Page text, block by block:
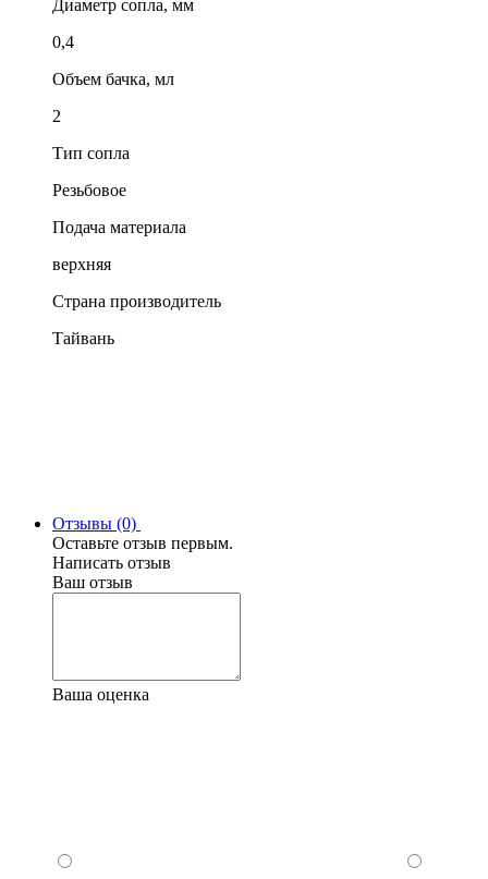
Диаметр сопла, мм
0,4
Объем бачка, мл
2
Тип сопла
Резьбовое
Подача материала
верхняя
Страна производитель
Тайвань
Отзывы (0)
Оставьте отзыв первым.
Написать отзыв
Ваш отзыв
Ваша оценка